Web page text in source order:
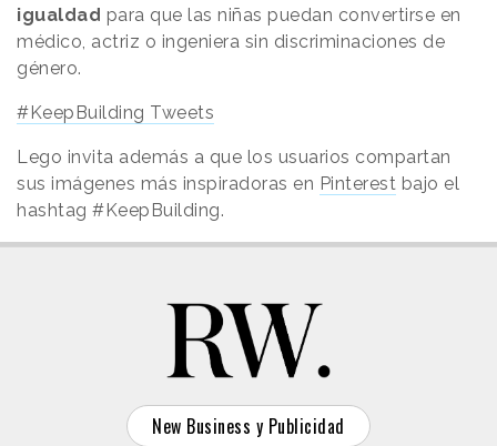
igualdad para que las niñas puedan convertirse en
médico, actriz o ingeniera sin discriminaciones de
género.
#KeepBuilding Tweets
Lego invita además a que los usuarios compartan
sus imágenes más inspiradoras en Pinterest bajo el
hashtag #KeepBuilding.
New Business y Publicidad